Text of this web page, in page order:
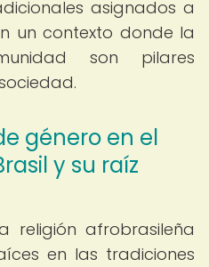
asignados a
un contexto donde la
son pilares
género en el
y su raíz
religión afrobrasileña
en las tradiciones